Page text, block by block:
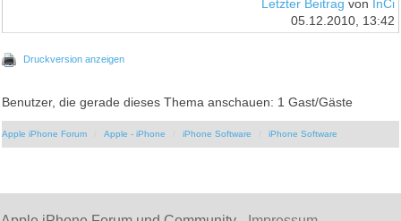
Letzter Beitrag von InCi
05.12.2010, 13:42
Druckversion anzeigen
Benutzer, die gerade dieses Thema anschauen: 1 Gast/Gäste
Apple iPhone Forum Apple - iPhone iPhone Software iPhone Software